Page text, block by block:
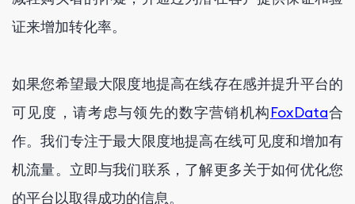
证来增加转化率。
如果您希望最大限度地提高在线存在感并提升平台的
可见度，请考虑与领先的数字营销机构FoxData合
作。我们专注于最大限度地提高在线可见度和增加有
机流量。立即与我们联系，了解更多关于如何优化您
的平台以取得成功的信息。